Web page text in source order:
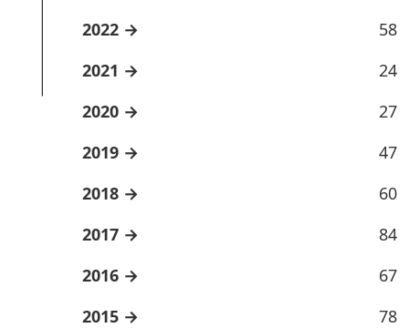
2022
58
2021
24
2020
27
2019
47
2018
60
2017
84
2016
67
2015
78